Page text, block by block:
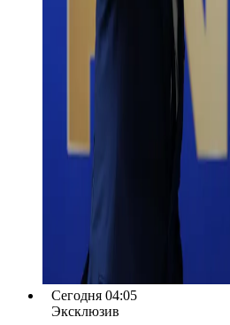
Сегодня 04:05
Эксклюзив